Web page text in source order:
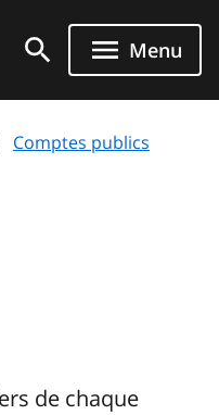
Menu
Comptes publics
de chaque